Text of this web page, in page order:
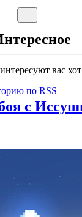
вас
по RSS
с